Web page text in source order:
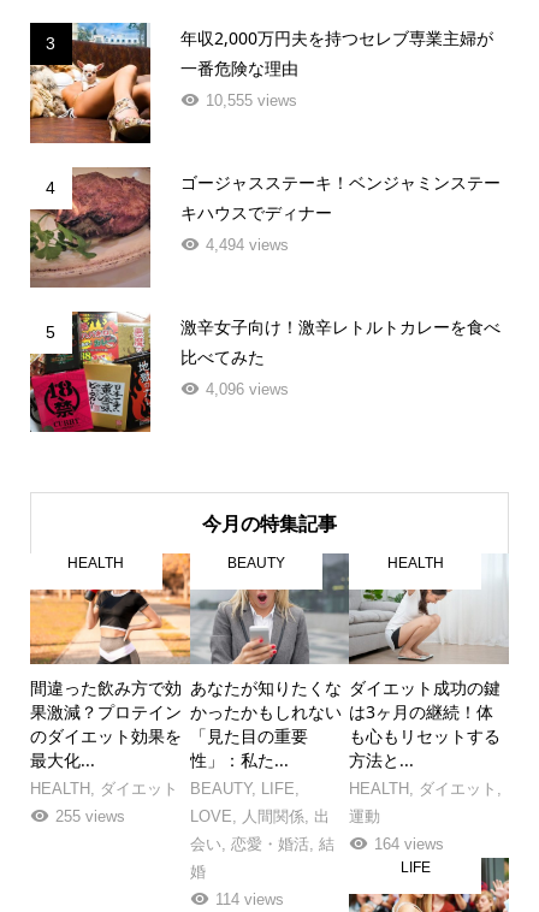
3
年収2,000万円夫を持つセレブ専業主婦が
一番危険な理由
10,555 views
4
ゴージャスステーキ！ベンジャミンステー
キハウスでディナー
4,494 views
5
激辛女子向け！激辛レトルトカレーを食べ
比べてみた
4,096 views
今月の特集記事
間違った飲み方で効
果激減？プロテイン
のダイエット効果を
最大化...
HEALTH , ダイエット
255 views
HEALTH
あなたが知りたくな
かったかもしれない
「見た目の重要
性」：私た...
BEAUTY, LIFE,
LOVE, 人間関係, 出
会い, 恋愛・婚活, 結
婚
114 views
BEAUTY
ダイエット成功の鍵
は3ヶ月の継続！体
も心もリセットする
方法と...
HEALTH , ダイエット ,
運動
164 views
HEALTH
LIFE